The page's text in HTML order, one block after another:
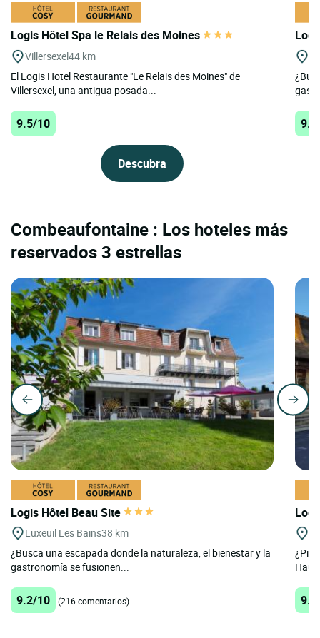
Logis Hôtel Spa le Relais des Moines
Villersexel44 km
El Logis Hotel Restaurante "Le Relais des Moines" de
Villersexel, una antigua posada...
9.5/10
Descubra
Combeaufontaine : Los hoteles más
reservados 3 estrellas
Logis Hôtel Beau Site
Luxeuil Les Bains38 km
¿Busca una escapada donde la naturaleza, el bienestar y la
gastronomía se fusionen...
9.2/10 (216 comentarios)